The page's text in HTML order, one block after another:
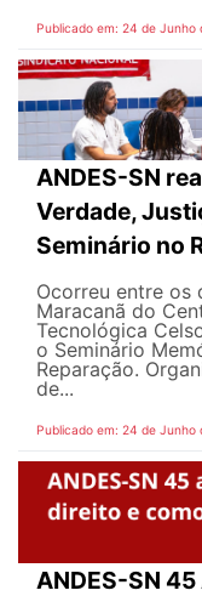
Publicado em: 24 de Junho
ANDES-SN
Verdade,
Seminário no
Ocorreu entre os
Maracanã do
Tecnológica
o Seminário
Reparação.
de...
Publicado em: 24 de Junho
ANDES-SN